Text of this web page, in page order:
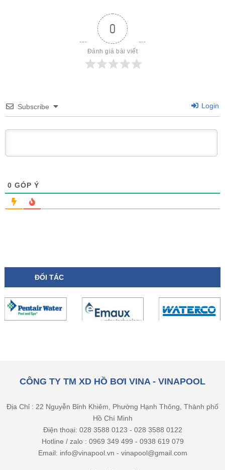
0
Đánh giá bài viết
Subscribe Login
0 GÓP Ý
ĐỐI TÁC
CÔNG TY TM XD HỒ BƠI VINA - VINAPOOL
Địa Chỉ : 22 Nguyễn Bỉnh Khiêm, Phường Hạnh Thông, Thành phố
Hồ Chí Minh
Điện thoại: 028 3588 0123 - 028 3588 0122
Hotline / zalo : 0969 349 499 - 0938 619 079
Email: info@vinapool.vn - vinapool@gmail.com